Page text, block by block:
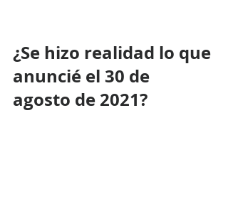
¿Se hizo realidad lo que
anuncié el 30 de
agosto de 2021?